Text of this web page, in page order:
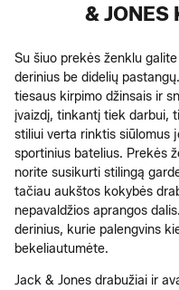
& JONES
Su šiuo prekės ženklu
derinius be didelių
tiesaus kirpimo džinsais ir
įvaizdį, tinkantį tiek darbui,
stiliui verta rinktis siūlomus
sportinius batelius. Prekės
norite susikurti stilingą
tačiau aukštos kokybės
nepavaldžios aprangos
derinius, kurie palengvins
bekeliautumėte.
Jack & Jones drabužiai ir